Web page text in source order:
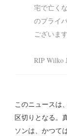
宅で亡く
のプライ
ございます
RIP Wilko
このニュースは
区切りとなる。
ソンは、かつて